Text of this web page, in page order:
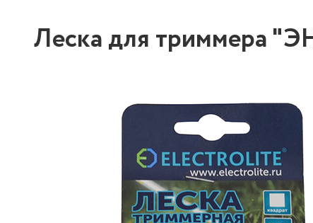
Леска для триммера